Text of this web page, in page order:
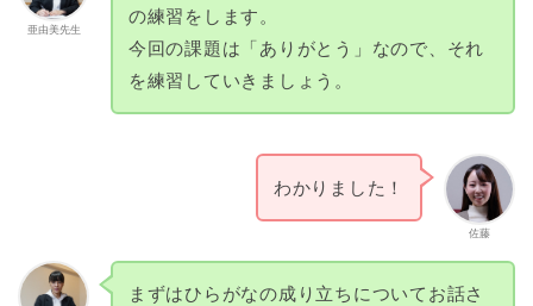
亜由美先生
の練習をします。
今回の課題は「ありがとう」なので、それ
を練習していきましょう。
佐藤
わかりました！
まずはひらがなの成り立ちについてお話さ